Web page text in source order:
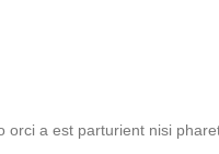
a est parturient nisi